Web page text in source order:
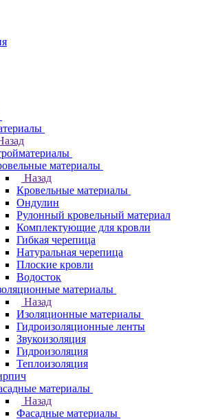
материалы
Назад
Кровельные материалы
Ондулин
Рулонный кровельный материал
Комплектующие для кровли
Гибкая черепица
Натуральная черепица
Плоские кровли
Водосток
материалы
Назад
Изоляционные материалы
Гидроизоляционные ленты
Звукоизоляция
Гидроизоляция
Теплоизоляция
материалы
Назад
Фасадные материалы